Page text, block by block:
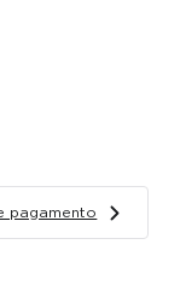
pagamento